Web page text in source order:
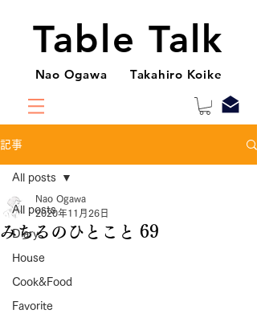
Table Talk
Nao Ogawa Takahiro Koike
記事
All posts
Diary
House
Cook&Food
Favorite
All posts
みちるのひとこと 69
Nao Ogawa
2020年11月26日